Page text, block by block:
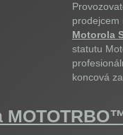
prodejcem
Motorola
statutu
koncová